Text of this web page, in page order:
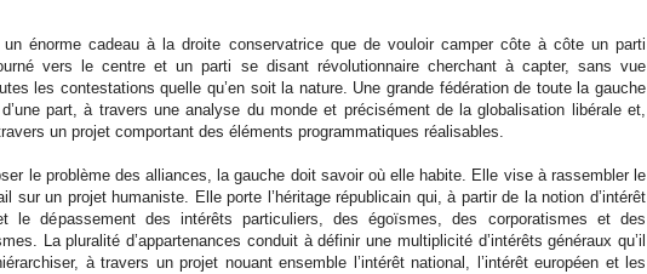
énorme cadeau à la droite conservatrice que de vouloir camper côte à côte un parti
vers le centre et un parti se disant révolutionnaire cherchant à capter, sans vue
les contestations quelle qu’en soit la nature. Une grande fédération de toute la gauche
part, à travers une analyse du monde et précisément de la globalisation libérale et,
un projet comportant des éléments programmatiques réalisables.
le problème des alliances, la gauche doit savoir où elle habite. Elle vise à rassembler le
sur un projet humaniste. Elle porte l’héritage républicain qui, à partir de la notion d’intérêt
le dépassement des intérêts particuliers, des égoïsmes, des corporatismes et des
La pluralité d’appartenances conduit à définir une multiplicité d’intérêts généraux qu’il
à travers un projet nouant ensemble l’intérêt national, l’intérêt européen et les